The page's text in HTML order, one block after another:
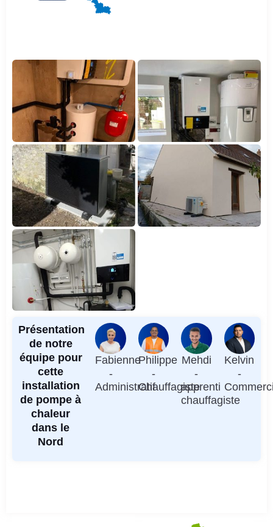
Présentation
de notre
équipe pour
cette
installation
de pompe à
chaleur
dans le
Nord
Fabienne
-
Administratif
Philippe
-
Chauffagiste
Mehdi
-
apprenti
chauffagiste
Kelvin
-